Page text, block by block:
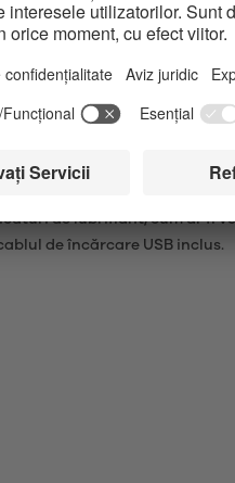
noaptea: Inelul pentru
precum și o mai mare
intuitiv prin
Ring te însoțește pe
asemenea, stimulare
de lubrifiant, cum ar fi
de încărcare USB inclus.